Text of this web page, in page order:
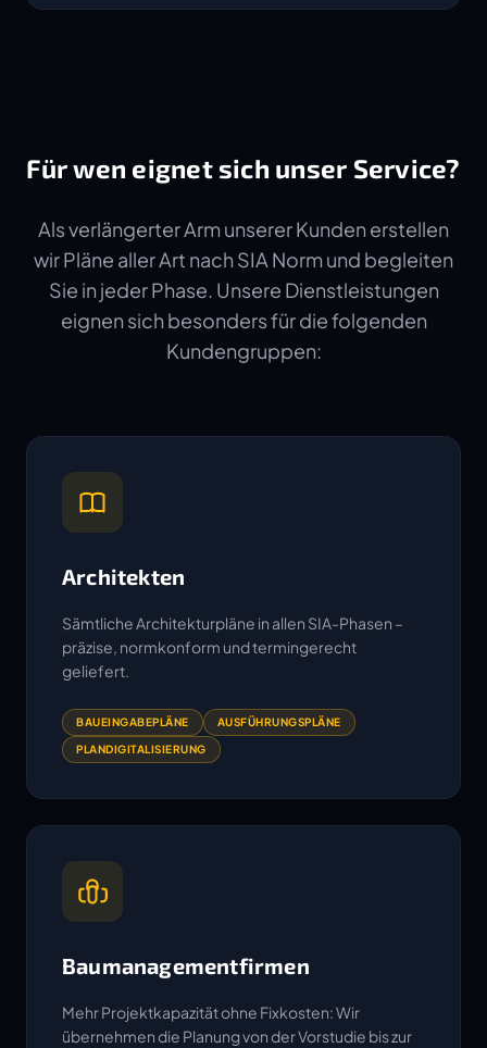
Für wen eignet sich unser Service?
Als verlängerter Arm unserer Kunden erstellen
wir Pläne aller Art nach SIA Norm und begleiten
Sie in jeder Phase. Unsere Dienstleistungen
eignen sich besonders für die folgenden
Kundengruppen:
Architekten
Sämtliche Architekturpläne in allen SIA-Phasen –
präzise, normkonform und termingerecht
geliefert.
BAUEINGABEPLÄNE AUSFÜHRUNGSPLÄNE
PLANDIGITALISIERUNG
Baumanagementfirmen
Mehr Projektkapazität ohne Fixkosten: Wir
übernehmen die Planung von der Vorstudie bis zur